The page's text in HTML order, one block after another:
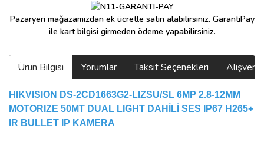
Pazaryeri mağazamızdan ek ücretle satın alabilirsiniz. GarantiPay
ile kart bilgisi girmeden ödeme yapabilirsiniz.
Ürün Bilgisi Yorumlar Taksit Seçenekleri
HIKVISION DS-2CD1663G2-LIZSU/SL 6MP 2.8-12MM
MOTORIZE 50MT DUAL LIGHT DAHİLİ SES IP67 H265+
IR BULLET IP KAMERA